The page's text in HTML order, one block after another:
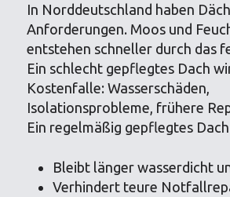
In Norddeutschland haben
Anforderungen. Moos und
entstehen schneller durch das
Ein schlecht gepflegtes Dach
Kostenfalle: Wasserschäden,
Isolationsprobleme, frühere
Ein regelmäßig gepflegtes
Bleibt länger wasserdicht
Verhindert teure